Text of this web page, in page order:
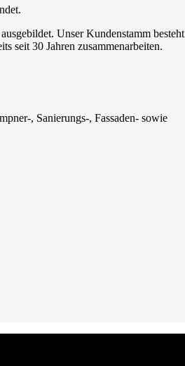
Unser Kundenstamm besteht
seit 30 Jahren zusammenarbeiten.
, Sanierungs-, Fassaden- sowie